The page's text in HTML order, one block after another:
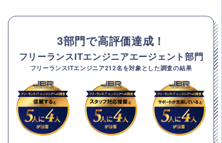
3部門で高評価達成！
フリーランスITエンジニアエージェント部門
フリーランスITエンジニア212名を対象とした調査の結果